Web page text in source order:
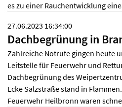
es zu einer Rauchentwicklung
27.06.2023 16:34:00
Dachbegrünung in
Zahlreiche Notrufe gingen heute
Leitstelle für Feuerwehr und
Dachbegrünung des
Ecke Salzstraße stand in
Feuerwehr Heilbronn waren